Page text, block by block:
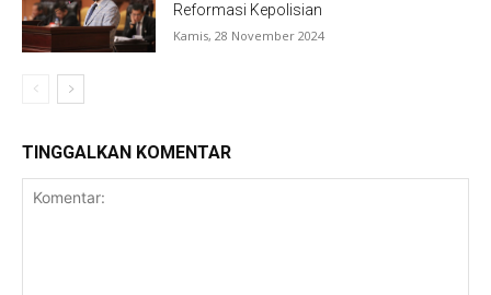
Reformasi Kepolisian
Kamis, 28 November 2024
TINGGALKAN KOMENTAR